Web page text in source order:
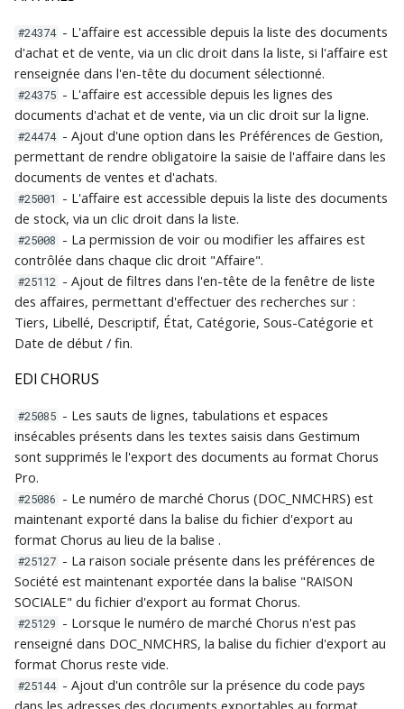
#24374 - L'affaire est accessible depuis la liste des documents
d'achat et de vente, via un clic droit dans la liste, si l'affaire est
renseignée dans l'en-tête du document sélectionné.
#24375 - L'affaire est accessible depuis les lignes des
documents d'achat et de vente, via un clic droit sur la ligne.
#24474 - Ajout d'une option dans les Préférences de Gestion,
permettant de rendre obligatoire la saisie de l'affaire dans les
documents de ventes et d'achats.
#25001
- L'affaire est accessible depuis la liste des documents
de stock, via un clic droit dans la liste.
#25008 - La permission de voir ou modifier les affaires est
contrôlée dans chaque clic droit "Affaire".
#25112 - Ajout de filtres dans l'en-tête de la fenêtre de liste
des affaires, permettant d'effectuer des recherches sur :
Tiers, Libellé, Descriptif, État, Catégorie, Sous-Catégorie et
Date de début / fin.
EDI CHORUS
#25085 - Les sauts de lignes, tabulations et espaces
insécables présents dans les textes saisis dans Gestimum
sont supprimés le l'export des documents au format Chorus
Pro.
#25086 - Le numéro de marché Chorus (DOC_NMCHRS) est
maintenant exporté dans la balise du fichier d'export au
format Chorus au lieu de la balise .
#25127 - La raison sociale présente dans les préférences de
Société est maintenant exportée dans la balise "RAISON
SOCIALE" du fichier d'export au format Chorus.
#25129 - Lorsque le numéro de marché Chorus n'est pas
renseigné dans DOC_NMCHRS, la balise du fichier d'export au
format Chorus reste vide.
#25144 - Ajout d'un contrôle sur la présence du code pays
dans les adresses des documents exportables au format